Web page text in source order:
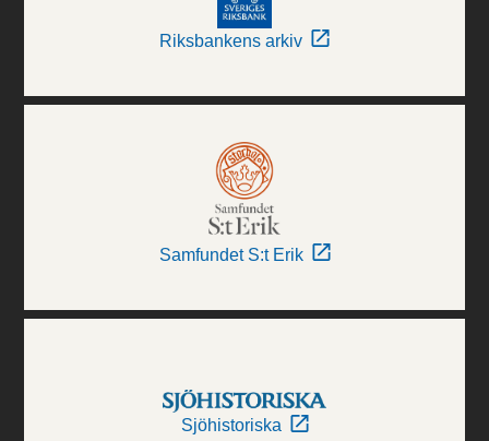
Riksbankens arkiv
Samfundet S:t Erik
Sjöhistoriska